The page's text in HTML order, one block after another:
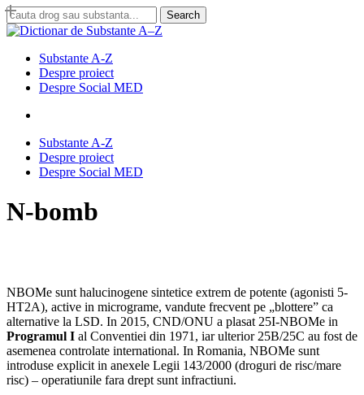
Skip
to
content
Search
Close
search
Menu
Substante A-Z
Despre proiect
Despre Social MED
Substante A-Z
Despre proiect
Despre Social MED
N-bomb
NBOMe sunt halucinogene sintetice extrem de potente (agonisti 5-
HT2A), active in micrograme, vandute frecvent pe „blottere” ca
alternative la LSD. In 2015, CND/ONU a plasat 25I-NBOMe in
Programul I al Conventiei din 1971, iar ulterior 25B/25C au fost de
asemenea controlate international. In Romania, NBOMe sunt
introduse explicit in anexele Legii 143/2000 (droguri de risc/mare
risc) – operatiunile fara drept sunt infractiuni.